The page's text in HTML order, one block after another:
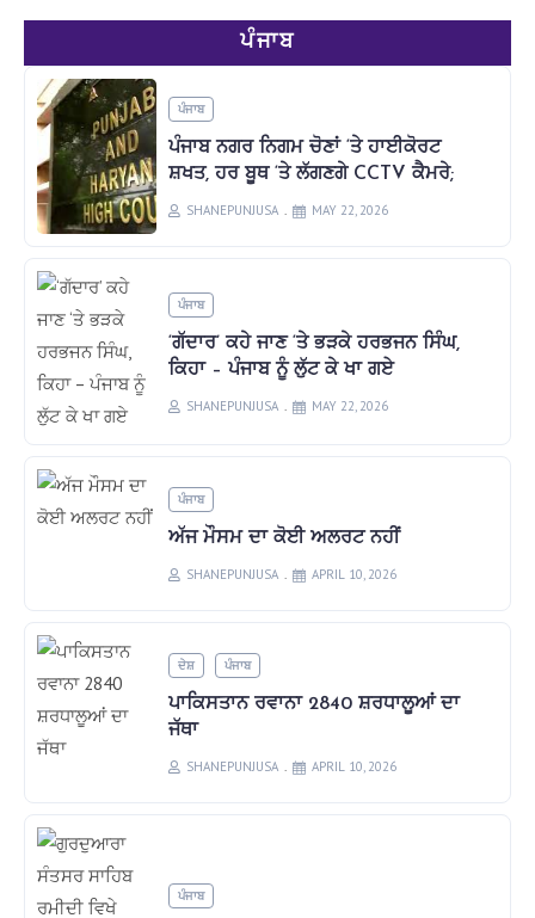
ਪੰਜਾਬ
ਪੰਜਾਬ
ਪੰਜਾਬ ਨਗਰ ਨਿਗਮ ਚੋਣਾਂ ‘ਤੇ ਹਾਈਕੋਰਟ
ਸ਼ਖਤ, ਹਰ ਬੂਥ ‘ਤੇ ਲੱਗਣਗੇ CCTV ਕੈਮਰੇ;
SHANEPUNJUSA MAY 22, 2026
ਪੰਜਾਬ
‘ਗੱਦਾਰ’ ਕਹੇ ਜਾਣ ‘ਤੇ ਭੜਕੇ ਹਰਭਜਨ ਸਿੰਘ,
ਕਿਹਾ – ਪੰਜਾਬ ਨੂੰ ਲੁੱਟ ਕੇ ਖਾ ਗਏ
SHANEPUNJUSA MAY 22, 2026
ਪੰਜਾਬ
ਅੱਜ ਮੌਸਮ ਦਾ ਕੋਈ ਅਲਰਟ ਨਹੀਂ
SHANEPUNJUSA APRIL 10, 2026
ਦੇਸ਼ ਪੰਜਾਬ
ਪਾਕਿਸਤਾਨ ਰਵਾਨਾ 2840 ਸ਼ਰਧਾਲੂਆਂ ਦਾ
ਜੱਥਾ
SHANEPUNJUSA APRIL 10, 2026
ਪੰਜਾਬ